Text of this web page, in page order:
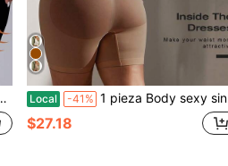
Local -41% 1 pieza Body sexy sin espalda para mujer talla grande, faja moldeadora micro, verano
$27.18